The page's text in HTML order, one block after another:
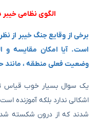
الگوی نظامی
برخی از وقایع جنگ خیبر از
است. آیا امکان مقایسه و
وضعیت فعلی منطقه ، مانند
یک سوال بسیار خوب قیاس
اشکالی ندارد بلکه آموزنده
شدند که از درون شکسته شد